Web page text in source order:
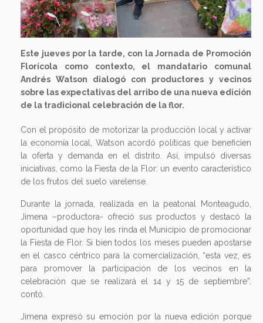
Este jueves por la tarde, con la Jornada de Promoción
Florícola como contexto, el mandatario comunal
Andrés Watson dialogó con productores y vecinos
sobre las expectativas del arribo de una nueva edición
de la tradicional celebración de la flor.
Con el propósito de motorizar la producción local y activar
la economía local, Watson acordó políticas que beneficien
la oferta y demanda en el distrito. Así, impulsó diversas
iniciativas, como la Fiesta de la Flor: un evento característico
de los frutos del suelo varelense.
Durante la jornada, realizada en la peatonal Monteagudo,
Jimena –productora- ofreció sus productos y destacó la
oportunidad que hoy les rinda el Municipio de promocionar
la Fiesta de Flor. Si bien todos los meses pueden apostarse
en el casco céntrico para la comercialización, “esta vez, es
para promover la participación de los vecinos en la
celebración que se realizará el 14 y 15 de septiembre”,
contó.
Jimena expresó su emoción por la nueva edición porque